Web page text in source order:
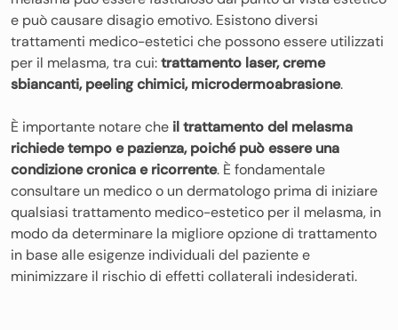
e può causare disagio emotivo. Esistono diversi
trattamenti medico-estetici che possono essere utilizzati
per il melasma, tra cui:trattamento laser, creme
sbiancanti, peeling chimici, microdermoabrasione.
È importante notare che il trattamento del melasma
richiede tempo e pazienza, poiché può essere una
condizione cronica e ricorrente. È fondamentale
consultare un medico o un dermatologo prima di iniziare
qualsiasi trattamento medico-estetico per il melasma, in
modo da determinare la migliore opzione di trattamento
in base alle esigenze individuali del paziente e
minimizzare il rischio di effetti collaterali indesiderati.